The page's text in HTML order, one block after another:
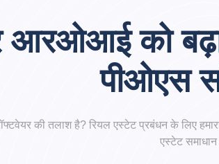
आरओआई को
पीओएस
की तलाश है? रियल एस्टेट प्रबंधन के लिए
एस्टेट